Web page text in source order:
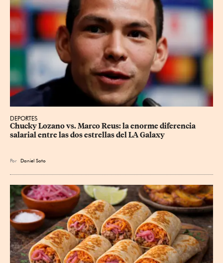
DEPORTES
Chucky Lozano vs. Marco Reus: la enorme diferencia
salarial entre las dos estrellas del LA Galaxy
Por Daniel Soto